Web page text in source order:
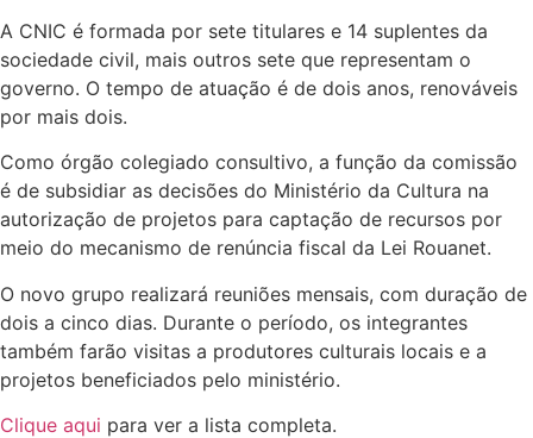
A CNIC é formada por sete titulares e 14 suplentes da
sociedade civil, mais outros sete que representam o
governo. O tempo de atuação é de dois anos, renováveis
por mais dois.
Como órgão colegiado consultivo, a função da comissão
é de subsidiar as decisões do Ministério da Cultura na
autorização de projetos para captação de recursos por
meio do mecanismo de renúncia fiscal da Lei Rouanet.
O novo grupo realizará reuniões mensais, com duração de
dois a cinco dias. Durante o período, os integrantes
também farão visitas a produtores culturais locais e a
projetos beneficiados pelo ministério.
Clique aqui para ver a lista completa.